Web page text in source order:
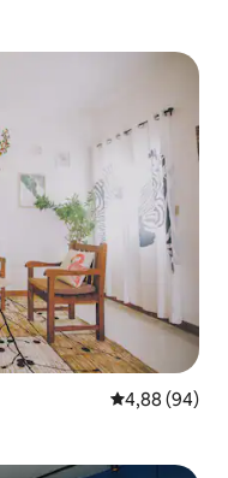
4,88 de uma
4,88 (94)